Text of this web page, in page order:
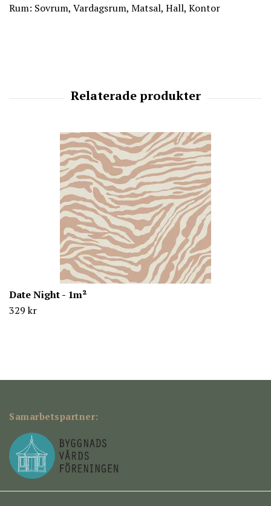
Rum: Sovrum, Vardagsrum, Matsal, Hall, Kontor
Date Night - 1m²
329 kr
Samarbetspartner: